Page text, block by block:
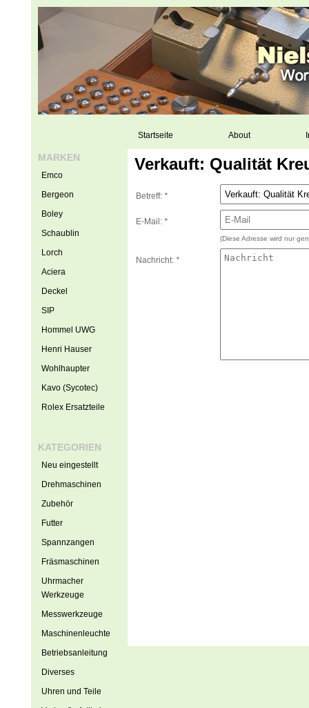
Startseite About
Verkauft: Qualität
Betreff: *
E-Mail: *
(Diese Adresse wird nur
Nachricht: *
MARKEN
Emco
Bergeon
Boley
Schaublin
Lorch
Aciera
Deckel
SIP
Hommel UWG
Henri Hauser
Wohlhaupter
Kavo (Sycotec)
Rolex Ersatzteile
KATEGORIEN
Neu eingestellt
Drehmaschinen
Zubehör
Futter
Spannzangen
Fräsmaschinen
Uhrmacher
Werkzeuge
Messwerkzeuge
Maschinenleuchte
Betriebsanleitung
Diverses
Uhren und Teile